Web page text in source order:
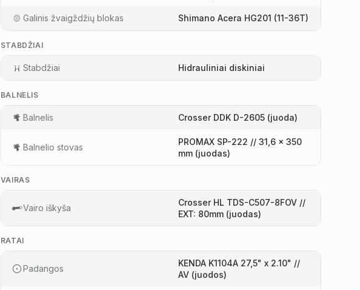
Galinis žvaigždžių blokas Shimano Acera HG201 (11-36T)
STABDŽIAI
Stabdžiai Hidrauliniai diskiniai
BALNELIS
Balnelis Crosser DDK D-2605 (juoda)
Balnelio stovas
PROMAX SP-222 // 31,6 x 350
mm (juodas)
VAIRAS
Vairo iškyša
Crosser HL TDS-C507-8FOV //
EXT: 80mm (juodas)
RATAI
Padangos
KENDA K1104A 27,5" x 2.10" //
AV (juodos)